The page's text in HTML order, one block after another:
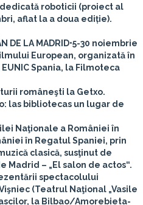
roboticii (proiect al
aflat la a doua ediție).
DE LA MADRID•5-30 noiembrie
European, organizată în
Spania, la Filmoteca
româneşti la Getxo.
las bibliotecas un lugar de
Naţionale a României în
în Regatul Spaniei, prin
clasică, susţinut de
Madrid – „El salon de actos“.
spectacolului
(Teatrul Naţional „Vasile
la Bilbao/Amorebieta-